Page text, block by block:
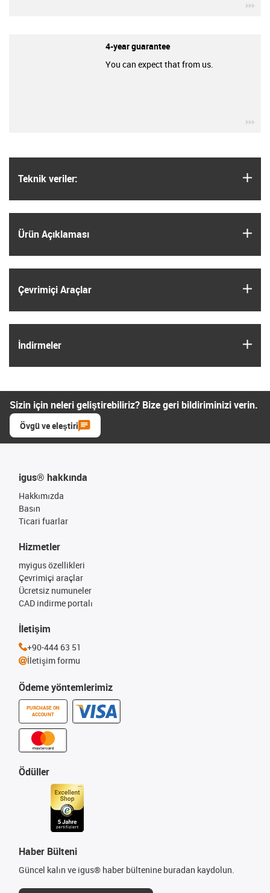
Teknik veriler:
Ürün Açıklaması
Çevrimiçi Araçlar
İndirmeler
4-year guarantee
You can expect that from us.
Sizin için neleri geliştirebiliriz? Bize geri bildiriminizi verin.
Övgü ve eleştiri
igus® hakkında
Hakkımızda
Basın
Ticari fuarlar
Ödeme yöntemlerimiz
PURCHASE ON
ACCOUNT
Hizmetler
myigus özellikleri
Çevrimiçi araçlar
Ücretsiz numuneler
CAD indirme portalı
Ödüller
Haber Bülteni
Güncel kalın ve igus® haber bültenine buradan kaydolun.
İletişim
+90-444 63 51
İletişim formu